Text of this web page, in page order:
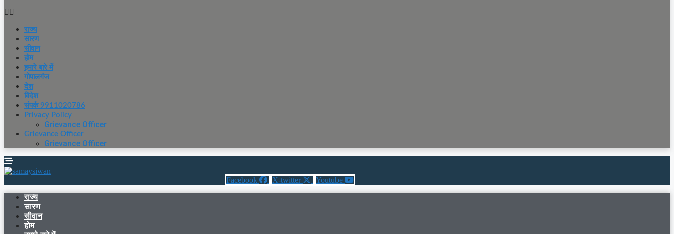
राज्य
सारण
सीवान
होम
हमारे बारे में
गोपालगंज
देश
विदेश
संपर्क 9911020786
Privacy Policy
Grievance Officer
Grievance Officer
Grievance Officer
Facebook X-twitter Youtube
राज्य
सारण
सीवान
होम